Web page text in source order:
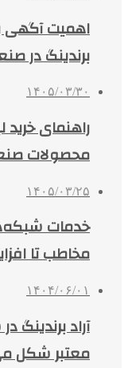
اهمیت آگهی
برندینگ در
۱۴۰۵/۰۳/۳۰
راهنمای خرید
محصولات
۱۴۰۵/۰۳/۲۵
مخاطب تا
۱۴۰۴/۰۶/۰۱
معتبر شکل